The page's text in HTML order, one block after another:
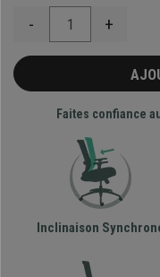
- +
Faites confiance
Inclinaison